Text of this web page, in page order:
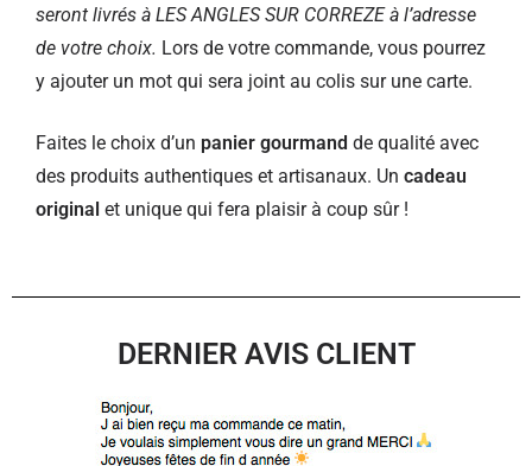
seront livrés à LES ANGLES SUR CORREZE à l’adresse
de votre choix. Lors de votre commande, vous pourrez
y ajouter un mot qui sera joint au colis sur une carte.
Faites le choix d’un panier gourmand de qualité avec
des produits authentiques et artisanaux. Un cadeau
original et unique qui fera plaisir à coup sûr !
DERNIER AVIS CLIENT